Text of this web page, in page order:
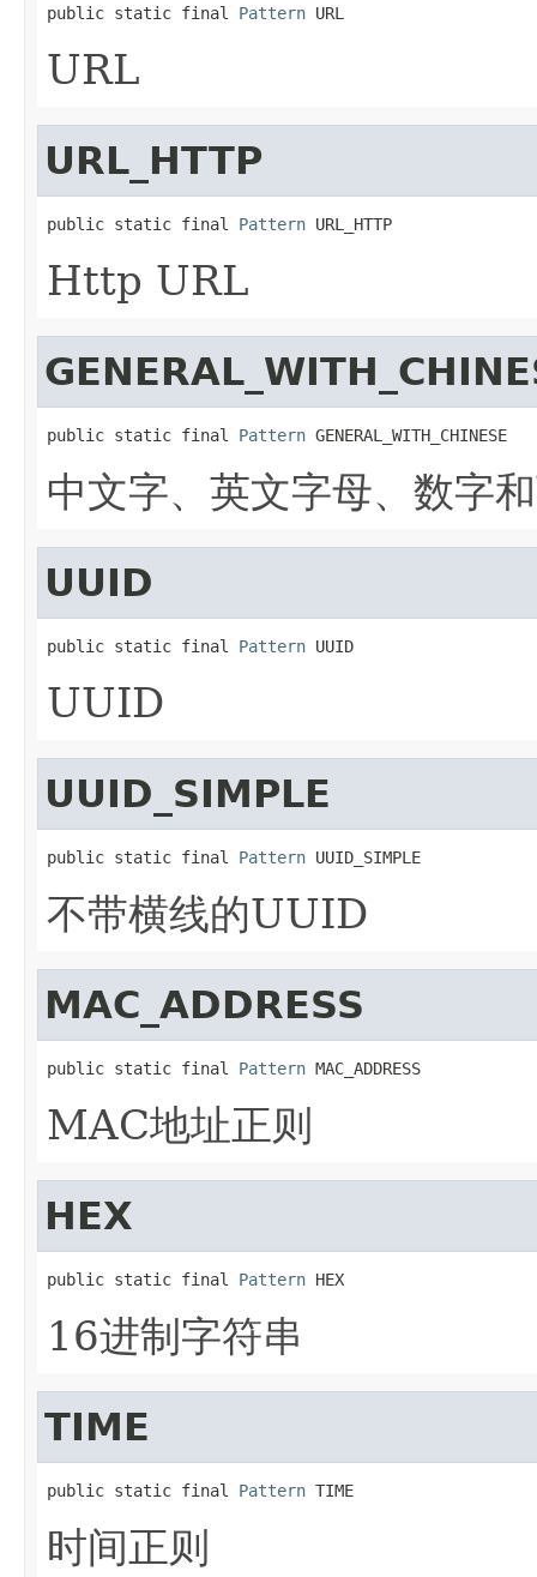
public static final Pattern URL
URL
URL_HTTP
public static final Pattern URL_HTTP
Http URL
public static final Pattern GENERAL_WITH_CHINESE
中文字、英文字母、数字
UUID
public static final Pattern UUID
UUID
UUID_SIMPLE
public static final Pattern UUID_SIMPLE
不带横线的UUID
MAC_ADDRESS
public static final Pattern MAC_ADDRESS
MAC地址正则
HEX
public static final Pattern HEX
16进制字符串
TIME
public static final Pattern TIME
时间正则